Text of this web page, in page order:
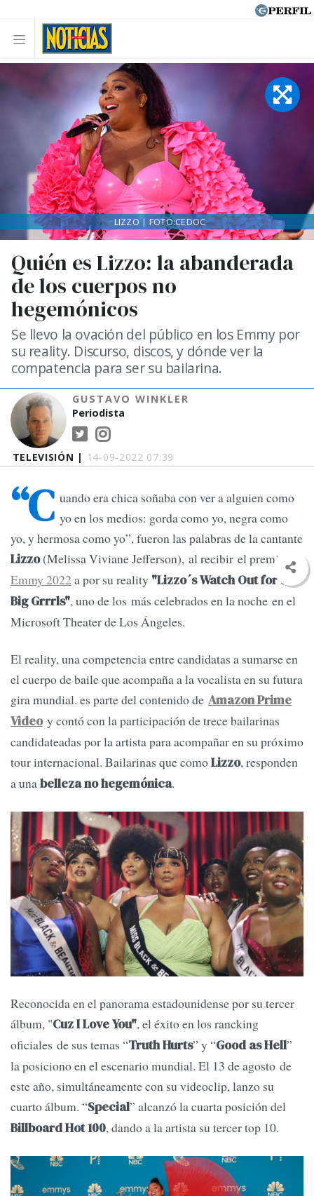
TELEVISIÓN | 14-09-2022 07:39
Quién es Lizzo: la abanderada
de los cuerpos no
hegemónicos
Se llevo la ovación del público en los Emmy por
su reality. Discurso, discos, y dónde ver la
compatencia para ser su bailarina.
GUSTAVO WINKLER
Periodista
LIZZO | FOTO:CEDOC
“C uando era chica soñaba con ver a alguien como
yo en los medios: gorda como yo, negra como
yo, y hermosa como yo”, fueron las palabras de la cantante
Lizzo(Melissa Viviane Jefferson), al recibir el premio
Emmy 2022 apor su reality "Lizzo´s Watch Out for the
Big Grrrls", uno de los más celebrados en la noche en el
Microsoft Theater de Los Ángeles.
El reality, una competencia entre candidatas a sumarse en
el cuerpo de baile que acompaña a la vocalista en su futura
gira mundial. es parte del contenido de Amazon Prime
Videoy contó con la participación de trece bailarinas
candidateadas por la artista para acompañar en su próximo
tour internacional. Bailarinas que comoLizzo, responden
a unabelleza no hegemónica.
Reconocida en el panorama estadounidense por su tercer
álbum, "Cuz I Love You", el éxito en los rancking
oficiales de sus temas “Truth Hurts” y “Good as Hell”
la posiciono en el escenario mundial. El 13 de agosto de
este año, simultáneamente con su videoclip, lanzo su
cuarto álbum. “Special” alcanzó la cuarta posición del
Billboard Hot 100, dando a la artista su tercer top 10.